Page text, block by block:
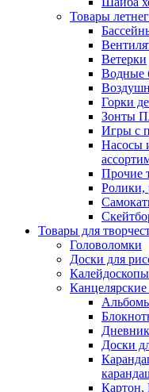
Товары
Ветерки
Водные
Горки
Зонты
Игры с
Насосы
Прочие
Ролики,
Товары для
Головоломки
Доски для
Калейдоскопы
Доски
Картон,